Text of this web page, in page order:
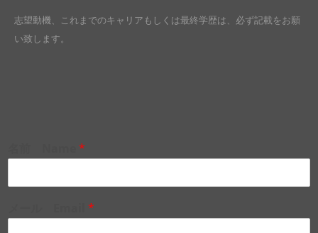
志望動機、これまでのキャリアもしくは最終学歴は、必ず記載をお願
い致します。
*
*